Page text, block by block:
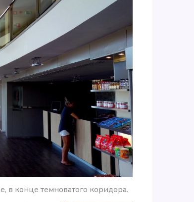
конце темноватого коридора.